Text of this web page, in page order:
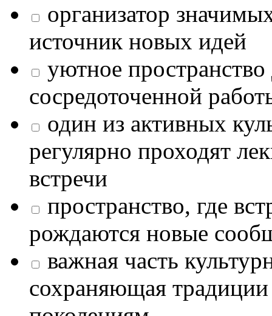
организатор
источник новых идей
уютное
сосредоточенной
один из активных
регулярно проходят
встречи
пространство, где
рождаются новые
важная часть
сохраняющая